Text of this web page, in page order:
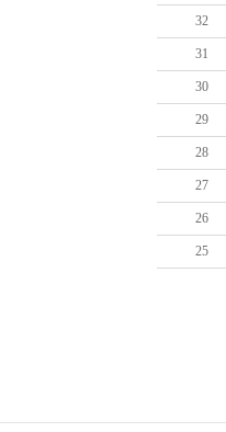
32
31
30
29
28
27
26
25